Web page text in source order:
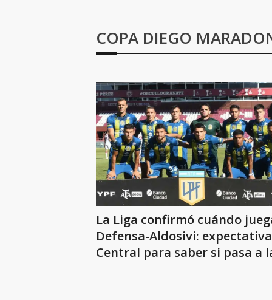
COPA DIEGO
La Liga confirmó cuándo
Defensa-Aldosivi:
Central para saber si pasa a